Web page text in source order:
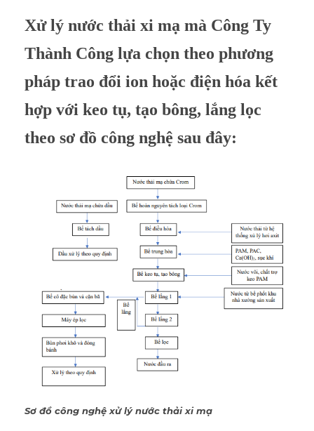
Xử lý nước thải xi mạ mà Công Ty
Thành Công lựa chọn theo phương
pháp trao đổi ion hoặc điện hóa kết
hợp với keo tụ, tạo bông, lắng lọc
theo sơ đồ công nghệ sau đây:
Sơ đồ công nghệ xử lý nước thải xi mạ